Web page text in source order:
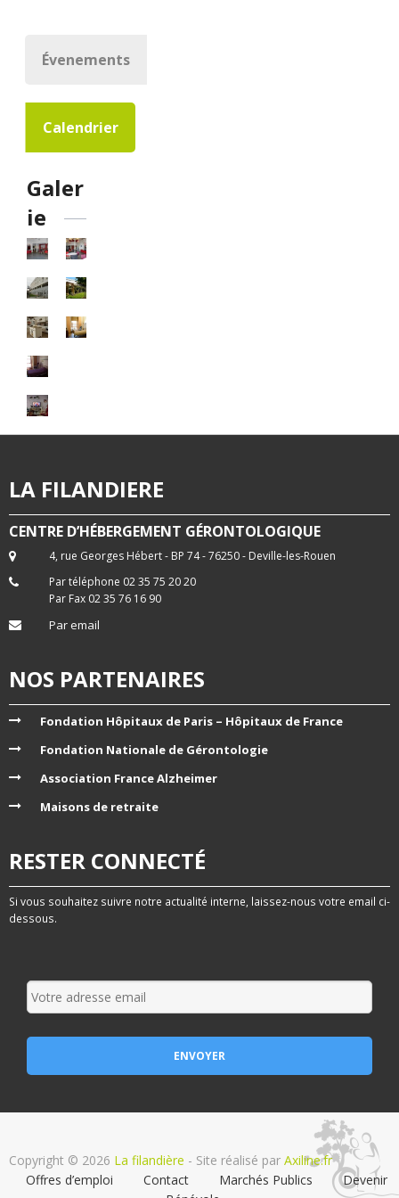
Évenements
Calendrier
Galer
ie
LA FILANDIERE
CENTRE D’HÉBERGEMENT GÉRONTOLOGIQUE
4, rue Georges Hébert - BP 74 - 76250 - Deville-les-Rouen
Par téléphone 02 35 75 20 20
Par Fax 02 35 76 16 90
Par email
NOS PARTENAIRES
Fondation Hôpitaux de Paris – Hôpitaux de France
Fondation Nationale de Gérontologie
Association France Alzheimer
Maisons de retraite
RESTER CONNECTÉ
Si vous souhaitez suivre notre actualité interne, laissez-nous votre email ci-
dessous.
Copyright © 2026 La filandière - Site réalisé par Axiline.fr
Offres d’emploi
Contact Marchés Publics
Devenir